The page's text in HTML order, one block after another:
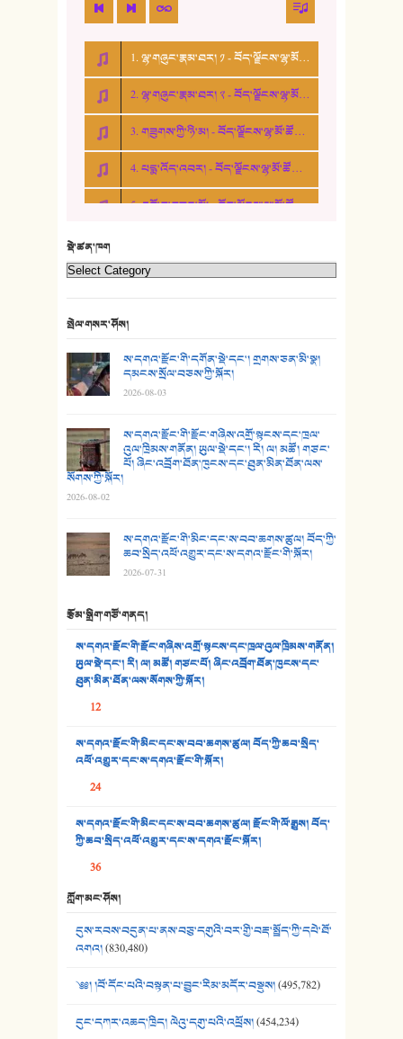
16. ལྷ་བུ་དར་བུ།
17. ང་བོད་པ་ཡིན། - ཕུར་བུ་རྣམ་རྒྱལ།
18. ང་ལ་བྱམས་པའི་ཨ་མ།
19. ཆ་རྐྱེན་མེད་པའི་སེམས།
20. བསྟན་རྒྱས་གླིང་།
23. ཕོ་རྒོད་པོ།
25. མགྲོན་པོ།
26. ཨ་མའི་ཐང་ཁུག
27. ལྕེ་བདེ་ཞོལ་གྱི་པང་གདན།
28. སྟོད་གཞས། - ཕན་ཐོག
30. སི་ལིང་འབྲི་མོ། - ཕན་ཐོག
31. ཕ་ཡུལ་ཡར་ཀླུང་།
32. ཨ་མ།
33. འཛོམས་པའི་ལམ།
34. ཉི་མ་སེམས་ལ་ཞོག་དང་། - ཟླ་སྒྲོན།
36. ཟླ་གཞོན་སྙན་དབྱངས། - ཟླ་སྒྲོན།
38. ཡབ་ཡུམ། - ཟླ་སྒྲོན།
1. ལྷ་གཞུང་རྣམ་ཐར། ༡ - བོད་ལྗོངས་ལྷ་མོ་ཚོགས་པ།
2. ལྷ་གཞུང་རྣམ་ཐར། ༢ - བོད་ལྗོངས་ལྷ་མོ་ཚོགས་པ།
3. གཟུགས་ཀྱི་ཉི་མ། - བོད་ལྗོངས་ལྷ་མོ་ཚོགས་པ།
4. པདྨ་འོད་འབར། - བོད་ལྗོངས་ལྷ་མོ་ཚོགས་པ།
5. འགྲོ་བ་བཟང་མོ། - བོད་ལྗོངས་ལྷ་མོ་ཚོགས་པ།
སྡེ་ཚན་ཁག
སྤེལ་གསར་ཤོས།
ས་དགའ་རྫོང་གི་དགོན་སྡེ་དང་། གྲགས་ཅན་མི་སྣ།
དམངས་སྲོལ་བཅས་ཀྱི་སྐོར།
2026-08-03
ས་དགའ་རྫོང་གི་རྫོང་གཞིས་འགྲོ་སྟངས་དང་ཁྲལ་
འུལ་ཁྲིམས་གནོན། ཡུལ་སྡེ་དང་། རི། ལ། མཚོ། གཙང་
པོ། ཞིང་འབྲོག་ཐོན་ཁུངས་དང་ཐུན་མིན་ཐོན་ལས་
སོགས་ཀྱི་སྐོར།
2026-08-02
ས་དགའ་རྫོང་གི་མིང་དང་ས་བབ་ཆགས་ཚུལ། བོད་ཀྱི་
ཆབ་སྲིད་འཕོ་འགྱུར་དང་ས་དགའ་རྫོང་གི་སྐོར།
2026-07-31
རྩོམ་སྒྲིག་གཙོ་གནད།
ས་དགའ་རྫོང་གི་རྫོང་གཞིས་འགྲོ་སྟངས་དང་ཁྲལ་འུལ་ཁྲིམས་གནོན།
ཡུལ་སྡེ་དང་། རི། ལ། མཚོ། གཙང་པོ། ཞིང་འབྲོག་ཐོན་ཁུངས་དང་
ཐུན་མིན་ཐོན་ལས་སོགས་ཀྱི་སྐོར།
12
ས་དགའ་རྫོང་གི་མིང་དང་ས་བབ་ཆགས་ཚུལ། བོད་ཀྱི་ཆབ་སྲིད་
འཕོ་འགྱུར་དང་ས་དགའ་རྫོང་གི་སྐོར།
24
ས་དགའ་རྫོང་གི་མིང་དང་ས་བབ་ཆགས་ཚུལ། རྫོང་གི་ལོ་རྒྱུས། བོད་
ཀྱི་ཆབ་སྲིད་འཕོ་འགྱུར་དང་ས་དགའ་རྫོང་སྐོར།
36
ཀློག་མང་ཤོས།
དུས་རབས་བདུན་པ་ནས་བཅུ་དགུའི་བར་གྱི་བརྡ་སྤྲོད་ཀྱི་དཔེ་ཐོ་
འགའ།(830,480)
༄༅། །བོ་དོང་པའི་བསྟན་པ་བྱུང་རིམ་མདོར་བསྡུས།(495,782)
དུང་དཀར་འཆད་ཁྲིད། ལེའུ་དགུ་པའི་འཕྲོས།(454,234)